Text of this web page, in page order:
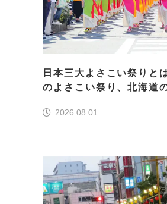
日本三大よさこい祭りと
のよさこい祭り、北海道
2026.08.01